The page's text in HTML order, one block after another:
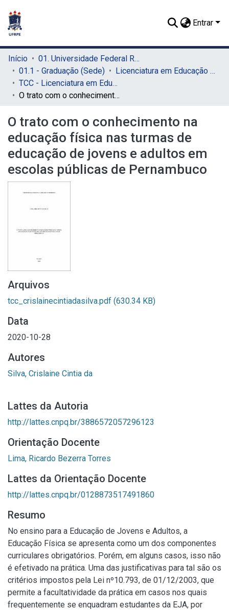
Entrar
Início
01. Universidade Federal Rural de Pernambuco - UFRPE (Sede)
01.1 - Graduação (Sede)
Licenciatura em Educação Física (Sede)
TCC - Licenciatura em Educação Física (Sede)
O trato com o conhecimento na educação física nas turmas de educação de jovens e adultos em escolas públicas de Pernambuco
O trato com o conhecimento na
educação física nas turmas de
educação de jovens e adultos em
escolas públicas de Pernambuco
Arquivos
tcc_crislainecintiadasilva.pdf (630.34 KB)
Data
2020-10-28
Autores
Silva, Crislaine Cintia da
Lattes da Autoria
http://lattes.cnpq.br/3886572057296123
Orientação Docente
Lima, Ricardo Bezerra Torres
Lattes da Orientação Docente
http://lattes.cnpq.br/0128873517491860
Resumo
No ensino para a Educação de Jovens e Adultos, a
Educação Física se apresenta como um dos componentes
curriculares obrigatórios. Porém, em alguns casos, isso não
é efetivado na prática. Uma das justificativas para tal são os
critérios impostos pela Lei nº10.793, de 01/12/2003, que
permite a facultatividade da prática em casos nos quais
frequentemente se enquadram estudantes da EJA, por